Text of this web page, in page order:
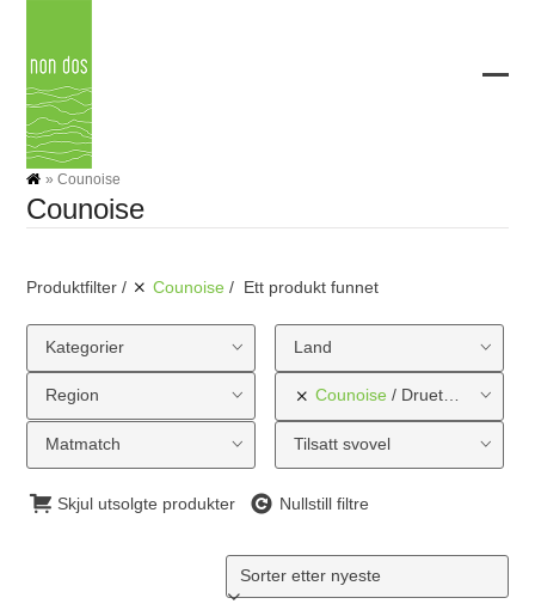
content
»Counoise
Counoise
Produktfilter Counoise Ett produkt funnet
Kategorier Land
Region Counoise Druetype
Matmatch Tilsatt svovel
Skjul utsolgte produkter Nullstill filtre